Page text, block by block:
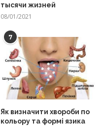
тысячи жизней
08/01/2021
7
Як визначити хвороби по
кольору та формі язика